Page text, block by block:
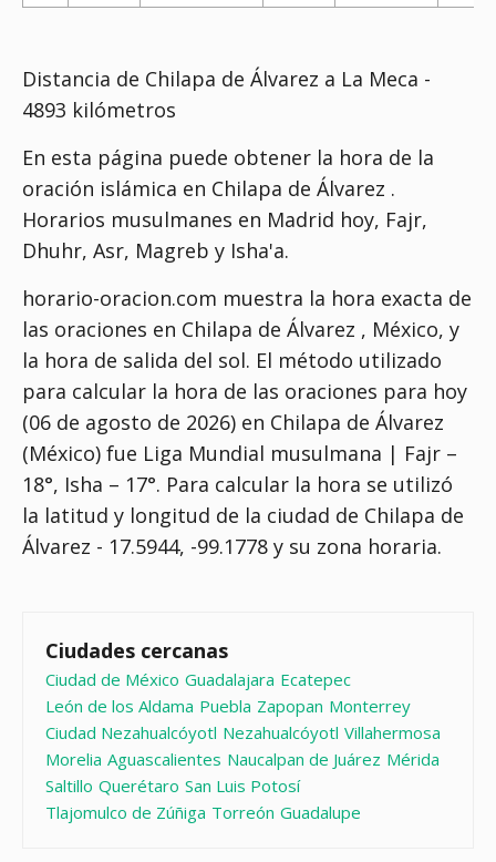
Distancia de Chilapa de Álvarez a La Meca -
4893 kilómetros
En esta página puede obtener la hora de la
oración islámica en Chilapa de Álvarez .
Horarios musulmanes en Madrid hoy, Fajr,
Dhuhr, Asr, Magreb y Isha'a.
horario-oracion.com muestra la hora exacta de
las oraciones en Chilapa de Álvarez , México, y
la hora de salida del sol. El método utilizado
para calcular la hora de las oraciones para hoy
(06 de agosto de 2026) en Chilapa de Álvarez
(México) fue Liga Mundial musulmana | Fajr –
18°, Isha – 17°. Para calcular la hora se utilizó
la latitud y longitud de la ciudad de Chilapa de
Álvarez - 17.5944, -99.1778 y su zona horaria.
Ciudades cercanas
Ciudad de México Guadalajara Ecatepec
León de los Aldama Puebla Zapopan Monterrey
Ciudad Nezahualcóyotl Nezahualcóyotl Villahermosa
Morelia Aguascalientes Naucalpan de Juárez Mérida
Saltillo Querétaro San Luis Potosí
Tlajomulco de Zúñiga Torreón Guadalupe